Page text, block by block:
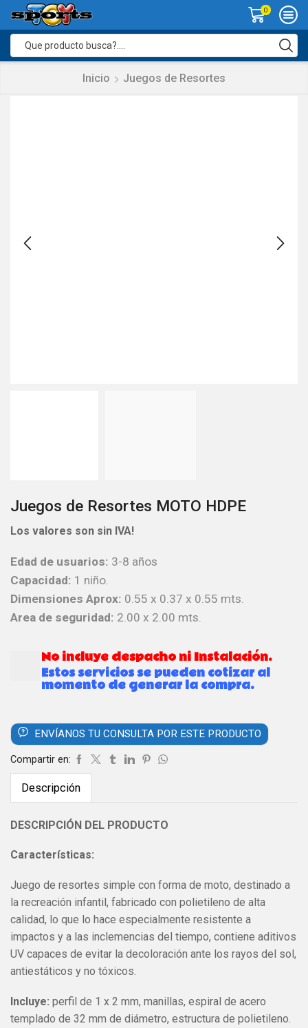
0
input
Inicio Juegos de Resortes
Juegos de Resortes MOTO HDPE
Los valores son sin IVA!
Edad de usuarios: 3-8 años
Capacidad: 1 niño.
Dimensiones Aprox: 0.55 x 0.37 x 0.55 mts.
Area de seguridad: 2.00 x 2.00 mts.
No incluye despacho ni Instalación.
Estos servicios se pueden cotizar al
momento de generar la compra.
ENVÍANOS TU CONSULTA POR ESTE PRODUCTO
Compartir en:
Descripción
DESCRIPCIÓN DEL PRODUCTO
Características:
Juego de resortes simple con forma de moto, destinado a
la recreación infantil, fabricado con polietileno de alta
calidad, lo que lo hace especialmente resistente a
impactos y a las inclemencias del tiempo, contiene aditivos
UV capaces de evitar la decoloración ante los rayos del sol,
antiestáticos y no tóxicos.
Incluye: perfil de 1 x 2 mm, manillas, espiral de acero
templado de 32 mm de diámetro, estructura de polietileno.